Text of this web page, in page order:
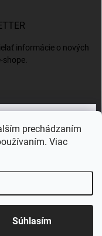
prechádzaním
Viac
Súhlasím
informácie o nových
shope.
práva vyhradené.